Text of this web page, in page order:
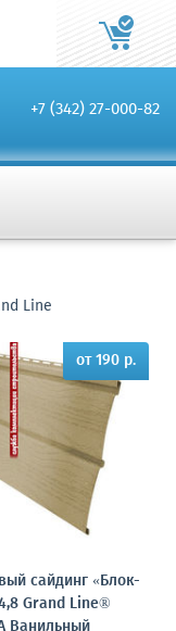
+7 (342) 27-000-82
Line
от 190 р.
сайдинг «Блок-
Grand Line®